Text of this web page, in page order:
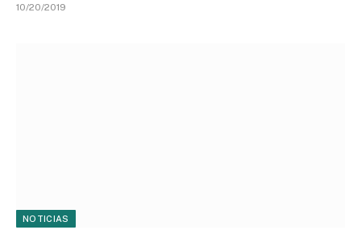
10/20/2019
NOTICIAS